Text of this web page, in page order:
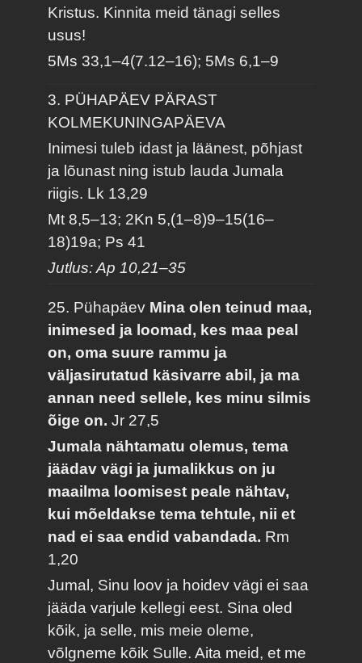
Kristus. Kinnita meid tänagi selles
usus!
5Ms 33,1–4(7.12–16); 5Ms 6,1–9
3. PÜHAPÄEV PÄRAST
KOLMEKUNINGAPÄEVA
Inimesi tuleb idast ja läänest, põhjast
ja lõunast ning istub lauda Jumala
riigis. Lk 13,29
Mt 8,5–13; 2Kn 5,(1–8)9–15(16–
18)19a; Ps 41
Jutlus: Ap 10,21–35
25. Pühapäev Mina olen teinud maa,
inimesed ja loomad, kes maa peal
on, oma suure rammu ja
väljasirutatud käsivarre abil, ja ma
annan need sellele, kes minu silmis
õige on.Jr 27,5
Jumala nähtamatu olemus, tema
jäädav vägi ja jumalikkus on ju
maailma loomisest peale nähtav,
kui mõeldakse tema tehtule, nii et
nad ei saa endid vabandada. Rm
1,20
Jumal, Sinu loov ja hoidev vägi ei saa
jääda varjule kellegi eest. Sina oled
kõik, ja selle, mis meie oleme,
võlgneme kõik Sulle. Aita meid, et me